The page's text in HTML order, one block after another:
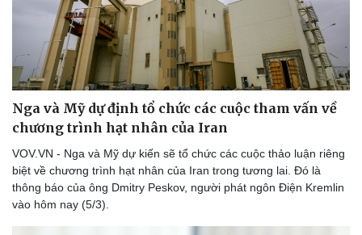
Nga và Mỹ dự định tổ chức các cuộc tham vấn về
chương trình hạt nhân của Iran
VOV.VN - Nga và Mỹ dự kiến sẽ tổ chức các cuộc thảo luận riêng
biệt về chương trình hạt nhân của Iran trong tương lai. Đó là
thông báo của ông Dmitry Peskov, người phát ngôn Điện Kremlin
vào hôm nay (5/3).